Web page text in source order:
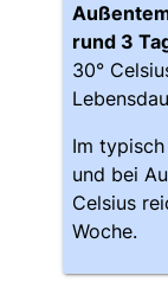
rund 3
30°
Im
und bei
Celsius
Woche.